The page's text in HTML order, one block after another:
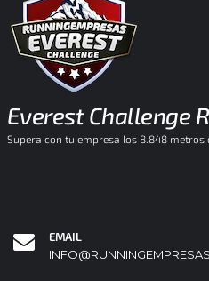
Everest Challenge
Supera con tu empresa los 8.848 metros
EMAIL